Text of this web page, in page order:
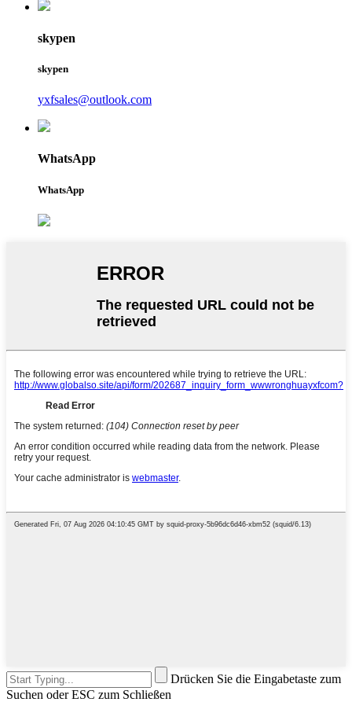
skypen
skypen
yxfsales@outlook.com
WhatsApp
WhatsApp
Drücken Sie die Eingabetaste zum
Suchen oder ESC zum Schließen